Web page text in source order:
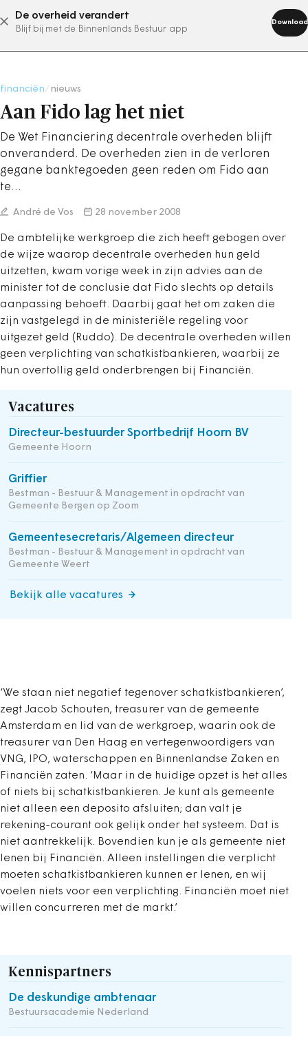
De overheid verandert
Blijf bij met de Binnenlands Bestuur app
Download
abonneer nu
financiën nieuws
Aan Fido lag het niet
De Wet Financiering decentrale overheden blijft
onveranderd. De overheden zien in de verloren
gegane banktegoeden geen reden om Fido aan
te…
André de Vos 28 november 2008
De ambtelijke werkgroep die zich heeft gebogen over
de wijze waarop decentrale overheden hun geld
uitzetten, kwam vorige week in zijn advies aan de
minister tot de conclusie dat Fido slechts op details
aanpassing behoeft. Daarbij gaat het om zaken die
zijn vastgelegd in de ministeriële regeling voor
uitgezet geld (Ruddo). De decentrale overheden willen
geen verplichting van schatkistbankieren, waarbij ze
hun overtollig geld onderbrengen bij Financiën.
Vacatures
Directeur-bestuurder Sportbedrijf Hoorn BV
Gemeente Hoorn
Griffier
Bestman - Bestuur & Management in opdracht van
Gemeente Bergen op Zoom
Gemeentesecretaris/Algemeen directeur
Bestman - Bestuur & Management in opdracht van
Gemeente Weert
Bekijk alle vacatures
‘We staan niet negatief tegenover schatkistbankieren’,
zegt Jacob Schouten, treasurer van de gemeente
Amsterdam en lid van de werkgroep, waarin ook de
treasurer van Den Haag en vertegenwoordigers van
VNG, IPO, waterschappen en Binnenlandse Zaken en
Financiën zaten. ‘Maar in de huidige opzet is het alles
of niets bij schatkistbankieren. Je kunt als gemeente
niet alleen een deposito afsluiten; dan valt je
rekening-courant ook gelijk onder het systeem. Dat is
niet aantrekkelijk. Bovendien kun je als gemeente niet
lenen bij Financiën. Alleen instellingen die verplicht
moeten schatkistbankieren kunnen er lenen, en wij
voelen niets voor een verplichting. Financiën moet niet
willen concurreren met de markt.’
Kennispartners
De deskundige ambtenaar
Bestuursacademie Nederland